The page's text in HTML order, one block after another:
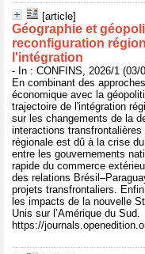
[article]
Géographie et
reconfiguration
l'intégration
- In : CONFINS, 2026/1 (03/
En combinant des
économique avec la
trajectoire de l'intégration
sur les changements de la
interactions
régionale est dû à la crise
entre les gouvernements
rapide du commerce
des relations
projets transfrontaliers.
les impacts de la nouvelle
Unis sur l’Amérique du Sud.
https://